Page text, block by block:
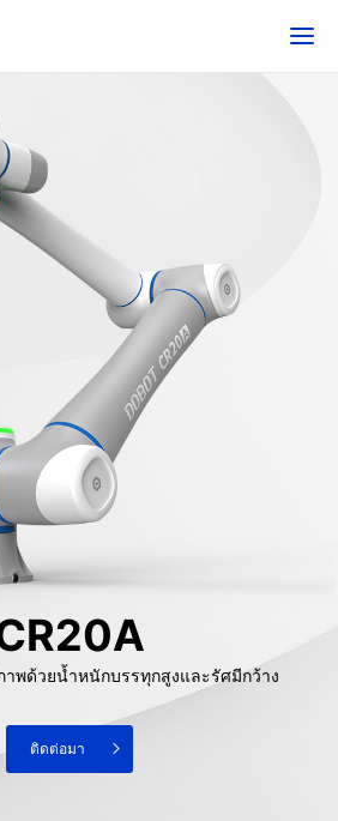
พด้วยน้ำหนักบรรทุกสูงและรัศมีกว้าง
ติดต่อมา